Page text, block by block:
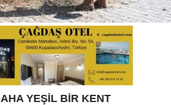
YEŞİL BİR KENT